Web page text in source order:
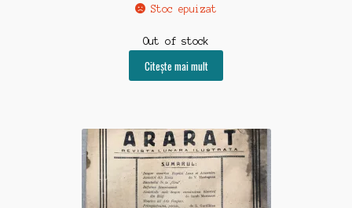
Stoc epuizat
Out of stock
Citește mai mult